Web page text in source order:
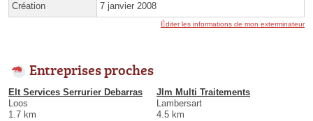
Création 7 janvier 2008
Éditer les informations de mon exterminateur
Entreprises proches
Elt Services Serrurier Debarras
Loos
1.7 km
Jlm Multi Traitements
Lambersart
4.5 km